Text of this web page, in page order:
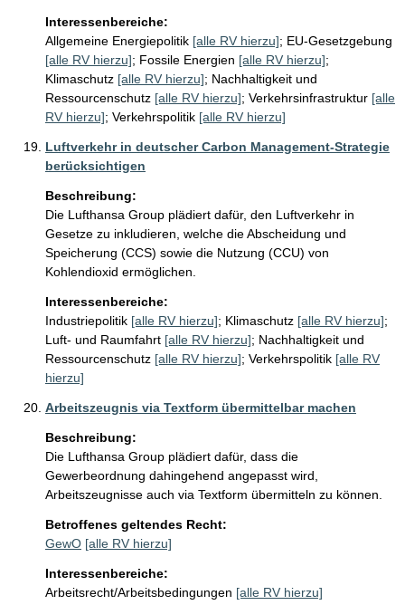
Interessenbereiche:
Allgemeine Energiepolitik [alle RV hierzu]; EU-Gesetzgebung
[alle RV hierzu]; Fossile Energien [alle RV hierzu];
Klimaschutz [alle RV hierzu]; Nachhaltigkeit und
Ressourcenschutz [alle RV hierzu]; Verkehrsinfrastruktur [alle
RV hierzu]; Verkehrspolitik [alle RV hierzu]
Luftverkehr in deutscher Carbon Management-Strategie
berücksichtigen
Beschreibung:
Die Lufthansa Group plädiert dafür, den Luftverkehr in
Gesetze zu inkludieren, welche die Abscheidung und
Speicherung (CCS) sowie die Nutzung (CCU) von
Kohlendioxid ermöglichen.
Interessenbereiche:
Industriepolitik [alle RV hierzu]; Klimaschutz [alle RV hierzu];
Luft- und Raumfahrt [alle RV hierzu]; Nachhaltigkeit und
Ressourcenschutz [alle RV hierzu]; Verkehrspolitik [alle RV
hierzu]
Arbeitszeugnis via Textform übermittelbar machen
Beschreibung:
Die Lufthansa Group plädiert dafür, dass die
Gewerbeordnung dahingehend angepasst wird,
Arbeitszeugnisse auch via Textform übermitteln zu können.
Betroffenes geltendes Recht:
GewO [alle RV hierzu]
Interessenbereiche:
Arbeitsrecht/Arbeitsbedingungen [alle RV hierzu]